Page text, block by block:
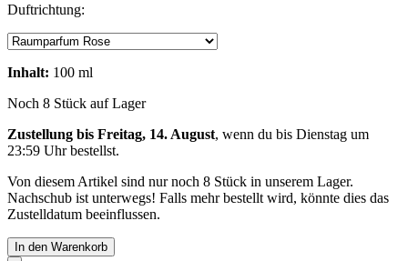
Duftrichtung:
Inhalt: 100 ml
Noch 8 Stück auf Lager
Zustellung bis Freitag, 14. August, wenn du bis Dienstag um
23:59 Uhrbestellst.
Von diesem Artikel sind nur noch 8 Stück in unserem Lager.
Nachschub ist unterwegs! Falls mehr bestellt wird, könnte dies das
Zustelldatum beeinflussen.
In den Warenkorb